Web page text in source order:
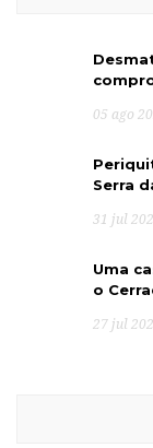
05 ago
Serra
31 jul
Uma
o
27 jul